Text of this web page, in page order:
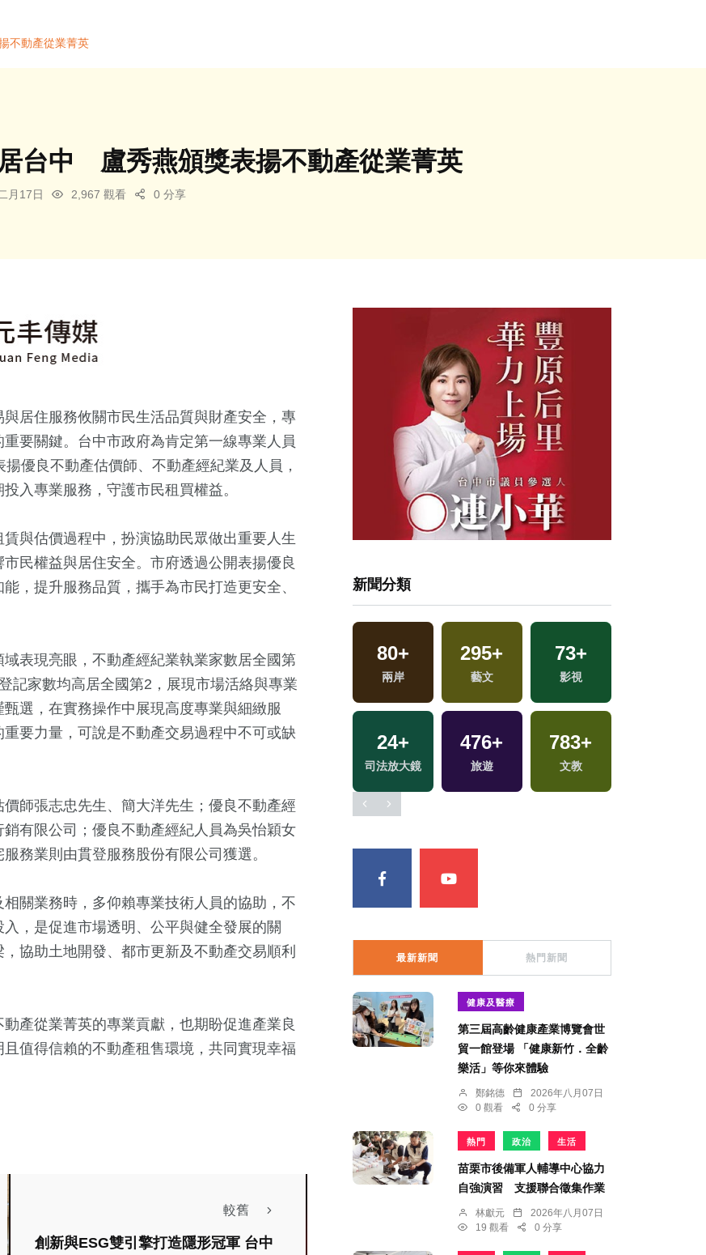
不動產從業菁英
台中 盧秀燕頒獎表揚不動產從業菁英
月17日 2,967 觀看 0 分享
居住服務攸關市民生活品質與財產安全，專
要關鍵。台中市政府為肯定第一線專業人員
優良不動產估價師、不動產經紀業及人員，
入專業服務，守護市民租買權益。
與估價過程中，扮演協助民眾做出重要人生
民權益與居住安全。市府透過公開表揚優良
，提升服務品質，攜手為市民打造更安全、
表現亮眼，不動產經紀業執業家數居全國第
記家數均高居全國第2，展現市場活絡與專業
選，在實務操作中展現高度專業與細緻服
要力量，可說是不動產交易過程中不可或缺
師張志忠先生、簡大洋先生；優良不動產經
有限公司；優良不動產經紀人員為吳怡穎女
務業則由貫登服務股份有限公司獲選。
關業務時，多仰賴專業技術人員的協助，不
，是促進市場透明、公平與健全發展的關
協助土地開發、都市更新及不動產交易順利
產從業菁英的專業貢獻，也期盼促進產業良
值得信賴的不動產租售環境，共同實現幸福
較舊
創新與ESG雙引擎打造隱形冠軍 台中
新聞分類
13+
演唱會
兩岸佛教文化交
流專區
1595
15+ 11 + 1898
80+
兩岸
295+
藝文
73+
影視
24+
司法放大鏡
476+
旅遊
783+
文教
最新新聞 熱門新聞
健康及醫療
第三屆高齡健康產業博覽會世
貿一館登場 「健康新竹．全齡
樂活」等你來體驗
鄭銘德
2026年八月07日
0 觀看
0 分享
熱門 政治 生活
苗栗市後備軍人輔導中心協力
自強演習 支援聯合徵集作業
林獻元
2026年八月07日
19 觀看
0 分享